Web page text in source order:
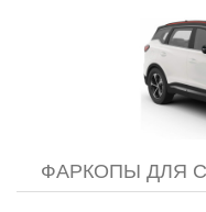
ФАРКОПЫ ДЛЯ